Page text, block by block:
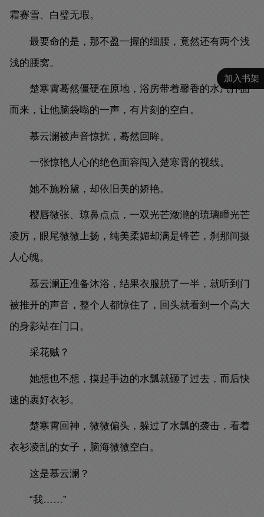
加入书架
霜赛雪、白璧无瑕。
最要命的是，那不盈一握的细腰，竟然还有两个浅
浅的腰窝。
楚寒霄蓦然僵硬在原地，浴房带着馨香的水汽扑面
而来，让他脑袋嗡的一声，有片刻的空白。
慕云澜被声音惊扰，蓦然回眸。
一张惊艳人心的绝色面容闯入楚寒霄的视线。
她不施粉黛，却依旧美的娇艳。
樱唇微张、琼鼻点点，一双光芒潋滟的琉璃瞳光芒
凌厉，眼尾微微上扬，纯美柔媚却满是锋芒，刹那间摄
人心魄。
慕云澜正准备沐浴，结果衣服脱了一半，就听到门
被推开的声音，整个人都惊住了，回头就看到一个高大
的身影站在门口。
采花贼？
她想也不想，摸起手边的水瓢就砸了过去，而后快
速的裹好衣衫。
楚寒霄回神，微微偏头，躲过了水瓢的袭击，看着
衣衫凌乱的女子，脑海微微空白。
这是慕云澜？
“我……”